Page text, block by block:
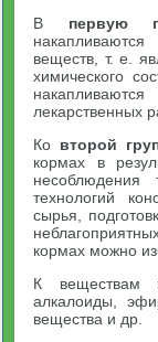
В первую
веществ, т. е.
химического
лекарственных
Ко второй
кормах в
несоблюдения
технологий
сырья,
кормах можно
К веществам
алкалоиды,
вещества и др.